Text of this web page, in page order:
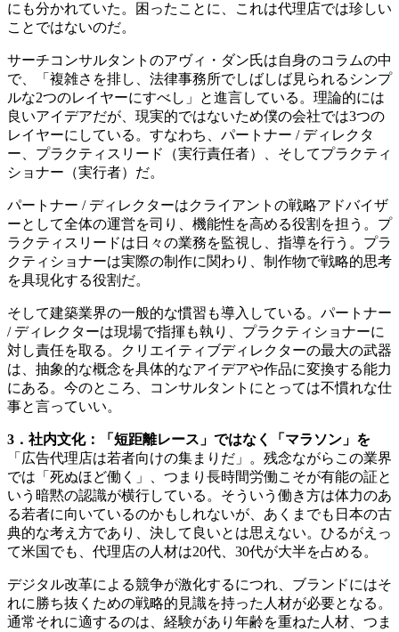
にも分かれていた。困ったことに、これは代理店では珍しい
ことではないのだ。
サーチコンサルタントのアヴィ・ダン氏は自身のコラムの中
で、「複雑さを排し、法律事務所でしばしば見られるシンプ
ルな2つのレイヤーにすべし」と進言している。理論的には
良いアイデアだが、現実的ではないため僕の会社では3つの
レイヤーにしている。すなわち、パートナー / ディレクタ
ー、プラクティスリード（実行責任者）、そしてプラクティ
ショナー（実行者）だ。
パートナー / ディレクターはクライアントの戦略アドバイザ
ーとして全体の運営を司り、機能性を高める役割を担う。プ
ラクティスリードは日々の業務を監視し、指導を行う。プラ
クティショナーは実際の制作に関わり、制作物で戦略的思考
を具現化する役割だ。
そして建築業界の一般的な慣習も導入している。パートナー
/ ディレクターは現場で指揮も執り、プラクティショナーに
対し責任を取る。クリエイティブディレクターの最大の武器
は、抽象的な概念を具体的なアイデアや作品に変換する能力
にある。今のところ、コンサルタントにとっては不慣れな仕
事と言っていい。
3．社内文化：「短距離レース」ではなく「マラソン」を
「広告代理店は若者向けの集まりだ」。残念ながらこの業界
では「死ぬほど働く」、つまり長時間労働こそが有能の証と
いう暗黙の認識が横行している。そういう働き方は体力のあ
る若者に向いているのかもしれないが、あくまでも日本の古
典的な考え方であり、決して良いとは思えない。ひるがえっ
て米国でも、代理店の人材は20代、30代が大半を占める。
デジタル改革による競争が激化するにつれ、ブランドにはそ
れに勝ち抜くための戦略的見識を持った人材が必要となる。
通常それに適するのは、経験があり年齢を重ねた人材、つま